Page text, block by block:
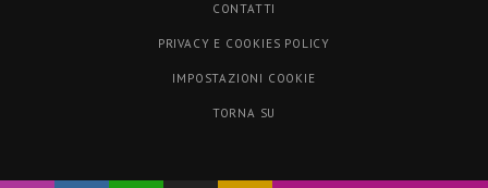
CONTATTI
PRIVACY E COOKIES POLICY
IMPOSTAZIONI COOKIE
TORNA SU